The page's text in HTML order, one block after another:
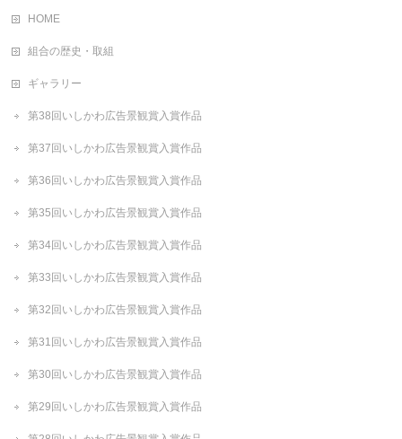
HOME
組合の歴史・取組
ギャラリー
第38回いしかわ広告景観賞入賞作品
第37回いしかわ広告景観賞入賞作品
第36回いしかわ広告景観賞入賞作品
第35回いしかわ広告景観賞入賞作品
第34回いしかわ広告景観賞入賞作品
第33回いしかわ広告景観賞入賞作品
第32回いしかわ広告景観賞入賞作品
第31回いしかわ広告景観賞入賞作品
第30回いしかわ広告景観賞入賞作品
第29回いしかわ広告景観賞入賞作品